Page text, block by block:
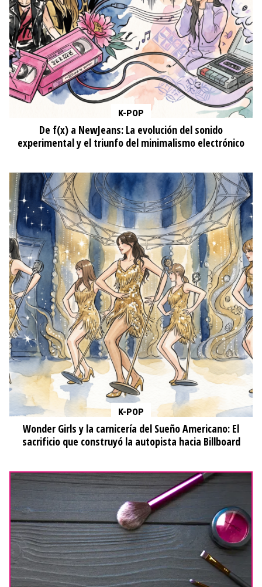
K-POP
De f(x) a NewJeans: La evolución del sonido
experimental y el triunfo del minimalismo electrónico
K-POP
Wonder Girls y la carnicería del Sueño Americano: El
sacrificio que construyó la autopista hacia Billboard